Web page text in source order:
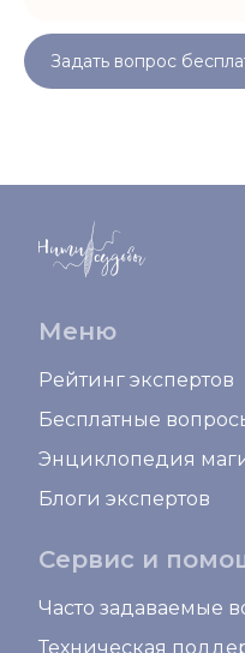
Задать вопрос
Меню
Рейтинг экспертов
Бесплатные
Энциклопедия
Блоги экспертов
Сервис и
Часто задаваемые
Техническая